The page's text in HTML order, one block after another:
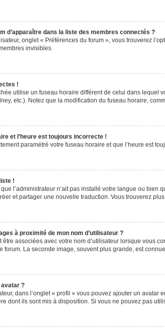
d’apparaître dans la liste des membres connectés ?
onglet « Préférences du forum », vous trouverez
invisibles.
!
utilise un fuseau horaire différent de celui dans lequel
etc.). Notez que la modification du fuseau horaire,
et l’heure est toujours incorrecte !
paramétré votre fuseau horaire et que l’heure est
!
l’administrateur n’ait pas installé votre langue ou
et partager une nouvelle traduction. Vous trouverez
à proximité de mon nom d’utilisateur ?
associées avec votre nom d’utilisateur lorsque vous
forum. La seconde image, souvent plus grande, est
?
dans l’onglet « profil » vous pouvez ajouter un
dont ils sont mis à disposition. Si vous ne pouvez pas